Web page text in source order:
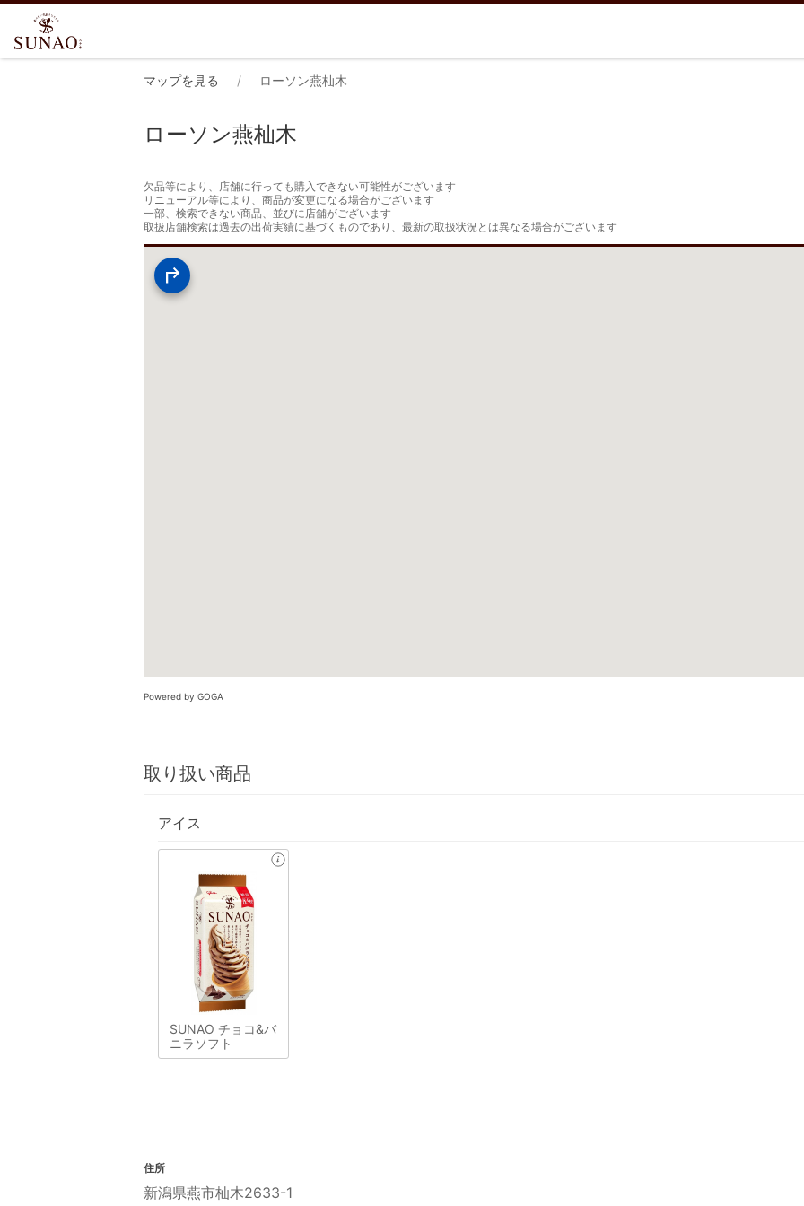
マップを見る ローソン燕杣木
ローソン燕杣木
欠品等により、店舗に行っても購入できない可能性がございます
リニューアル等により、商品が変更になる場合がございます
一部、検索できない商品、並びに店舗がございます
取扱店舗検索は過去の出荷実績に基づくものであり、最新の取扱状況とは異なる場合がございます
Powered by GOGA
取り扱い商品
アイス
SUNAO チョコ&バ
ニラソフト
住所
新潟県燕市杣木2633-1